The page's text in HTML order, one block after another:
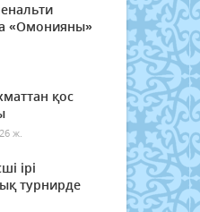
«Омонияны»
қос
ж.
ірі
турнирде